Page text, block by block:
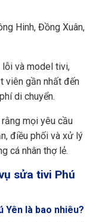
Hinh, Đồng Xuân,
lỗi và model tivi,
viên gần nhất đến
di chuyển.
rằng mọi yêu cầu
điều phối và xử lý
cá nhân thợ lẻ.
sửa tivi Phú
Yên là bao nhiêu?